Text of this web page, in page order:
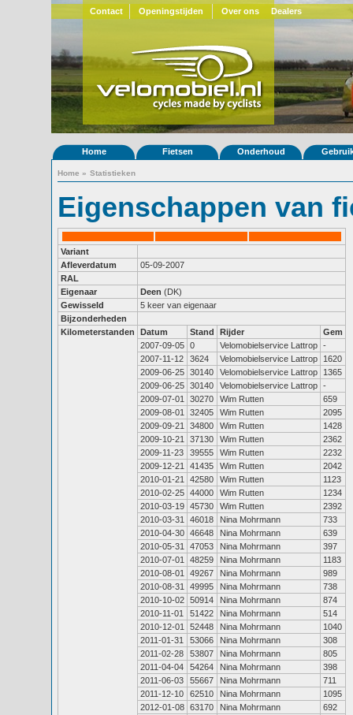
Contact Openingstijden Over ons Dealers
Home Fietsen Onderhoud
Home » Statistieken
Eigenschappen van
Variant
Afleverdatum
05-09-2007
RAL
Eigenaar
Deen (DK)
Gewisseld
5 keer van eigenaar
Bijzonderheden
Kilometerstanden
Datum Stand Rijder
Gem
2007-09-05 0 Velomobielservice Lattrop -
2007-11-12
3624 Velomobielservice Lattrop
1620
2009-06-25 30140 Velomobielservice Lattrop
1365
2009-06-25 30140 Velomobielservice Lattrop -
2009-07-01
30270 Wim Rutten
659
2009-08-01
32405 Wim Rutten
2095
2009-09-21
34800 Wim Rutten
1428
2009-10-21
37130 Wim Rutten
2362
2009-11-23
39555 Wim Rutten
2232
2009-12-21
41435 Wim Rutten
2042
2010-01-21
42580 Wim Rutten
1123
2010-02-25 44000 Wim Rutten
1234
2010-03-19 45730 Wim Rutten
2392
2010-03-31
46018 Nina Mohrmann
733
2010-04-30 46648 Nina Mohrmann
639
2010-05-31
47053 Nina Mohrmann
397
2010-07-01
48259 Nina Mohrmann
1183
2010-08-01
49267 Nina Mohrmann
989
2010-08-31
49995 Nina Mohrmann
738
2010-10-02 50914 Nina Mohrmann
874
2010-11-01
51422 Nina Mohrmann
514
2010-12-01
52448 Nina Mohrmann
1040
2011-01-31
53066 Nina Mohrmann
308
2011-02-28
53807 Nina Mohrmann
805
2011-04-04
54264 Nina Mohrmann
398
2011-06-03
55667 Nina Mohrmann
711
2011-12-10
62510 Nina Mohrmann
1095
2012-01-08 63170 Nina Mohrmann
692